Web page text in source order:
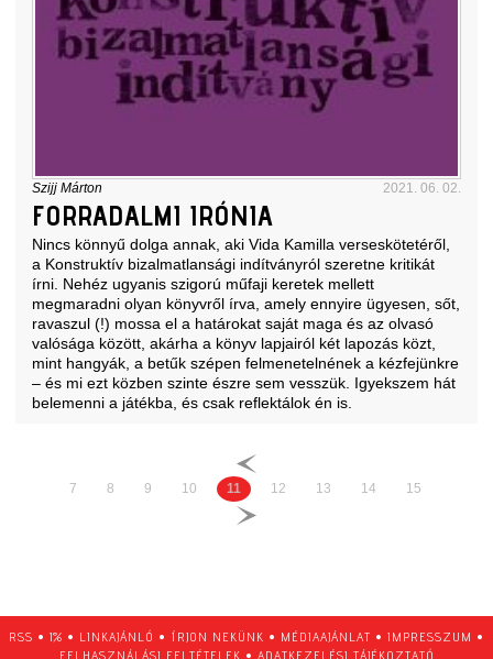
Szijj Márton 2021. 06. 02.
FORRADALMI IRÓNIA
Nincs könnyű dolga annak, aki Vida Kamilla verseskötetéről,
a Konstruktív bizalmatlansági indítványról szeretne kritikát
írni. Nehéz ugyanis szigorú műfaji keretek mellett
megmaradni olyan könyvről írva, amely ennyire ügyesen, sőt,
ravaszul (!) mossa el a határokat saját maga és az olvasó
valósága között, akárha a könyv lapjairól két lapozás közt,
mint hangyák, a betűk szépen felmenetelnének a kézfejünkre
– és mi ezt közben szinte észre sem vesszük. Igyekszem hát
belemenni a játékba, és csak reflektálok én is.
7 8 9 10 11 12 13 14 15
RSS • 1% • LINKAJÁNLÓ • ÍRJON NEKÜNK • MÉDIAAJÁNLAT • IMPRESSZUM •
FELHASZNÁLÁSI FELTÉTELEK • ADATKEZELÉSI TÁJÉKOZTATÓ